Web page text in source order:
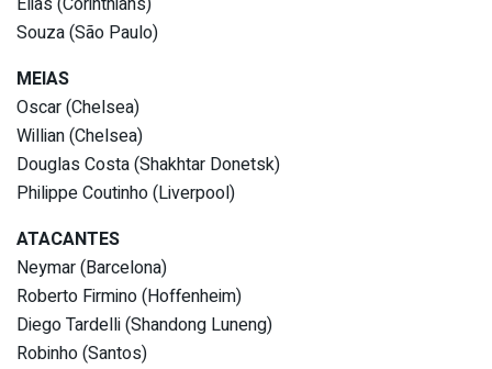
Souza (São Paulo)
MEIAS
Oscar (Chelsea)
Willian (Chelsea)
Douglas Costa (Shakhtar Donetsk)
Philippe Coutinho (Liverpool)
ATACANTES
Neymar (Barcelona)
Roberto Firmino (Hoffenheim)
Diego Tardelli (Shandong Luneng)
Robinho (Santos)